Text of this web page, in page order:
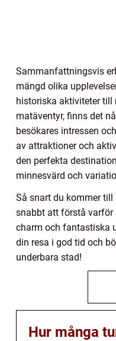
Sammanfattningsvis
mängd olika
historiska aktiviteter till
matäventyr, finns det
besökares intressen
av attraktioner och
den perfekta
minnesvärd och
Så snart du kommer
snabbt att förstå varför
charm och fantastiska
din resa i god tid och
underbara stad!
Hur många